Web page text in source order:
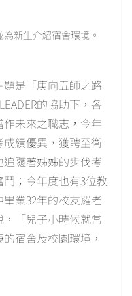
新生介紹宿舍環境。
是「庚向五師之路
的協助下，各
未來之職志，今年
績優異，獲聘至衛
隨著姊姊的步伐考
鬥；今年度也有3位教
業32年的校友羅老
「兒子小時候就常
宿舍及校園環境，